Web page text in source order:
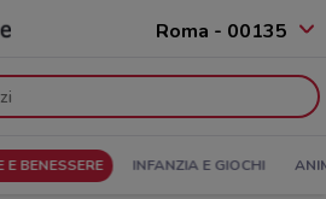
Roma - 00135
E BENESSERE INFANZIA E GIOCHI